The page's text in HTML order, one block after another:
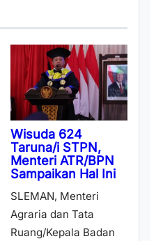
Wisuda 624
Taruna/i STPN,
Menteri ATR/BPN
Sampaikan Hal Ini
SLEMAN, Menteri
Agraria dan Tata
Ruang/Kepala Badan